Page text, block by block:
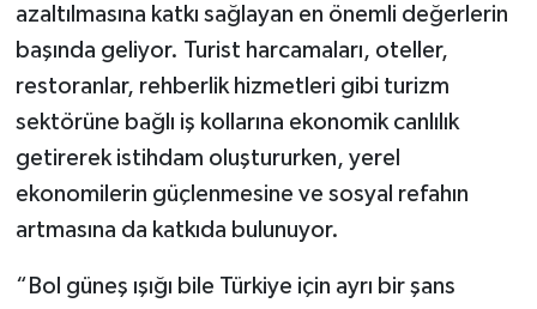
azaltılmasına katkı sağlayan en önemli değerlerin
başında geliyor. Turist harcamaları, oteller,
restoranlar, rehberlik hizmetleri gibi turizm
sektörüne bağlı iş kollarına ekonomik canlılık
getirerek istihdam oluştururken, yerel
ekonomilerin güçlenmesine ve sosyal refahın
artmasına da katkıda bulunuyor.
“Bol güneş ışığı bile Türkiye için ayrı bir şans